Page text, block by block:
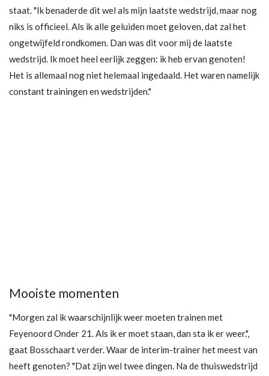
staat. "Ik benaderde dit wel als mijn laatste wedstrijd, maar nog
niks is officieel. Als ik alle geluiden moet geloven, dat zal het
ongetwijfeld rondkomen. Dan was dit voor mij de laatste
wedstrijd. Ik moet heel eerlijk zeggen: ik heb ervan genoten!
Het is allemaal nog niet helemaal ingedaald. Het waren namelijk
constant trainingen en wedstrijden."
Mooiste momenten
"Morgen zal ik waarschijnlijk weer moeten trainen met
Feyenoord Onder 21. Als ik er moet staan, dan sta ik er weer.",
gaat Bosschaart verder. Waar de interim-trainer het meest van
heeft genoten? "Dat zijn wel twee dingen. Na de thuiswedstrijd